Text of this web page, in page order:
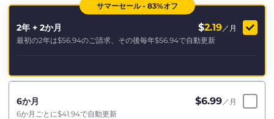
サマーセール - 83%オフ
2年 + 2か月 $2.19 ／月
最初の2年は$56.94のご請求、その後毎年$56.94で自動更新
6か月 $6.99 ／月
6か月ごとに$41.94で自動更新